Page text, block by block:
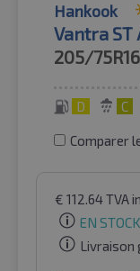
Hankook
Vantra ST
205/
D C
Comparer
€ 112.64TVA
EN STOCK
Livraison